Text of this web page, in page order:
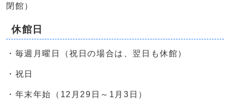
閉館）
休館日
・毎週月曜日（祝日の場合は、翌日も休館）
・祝日
・年末年始（12月29日～1月3日）